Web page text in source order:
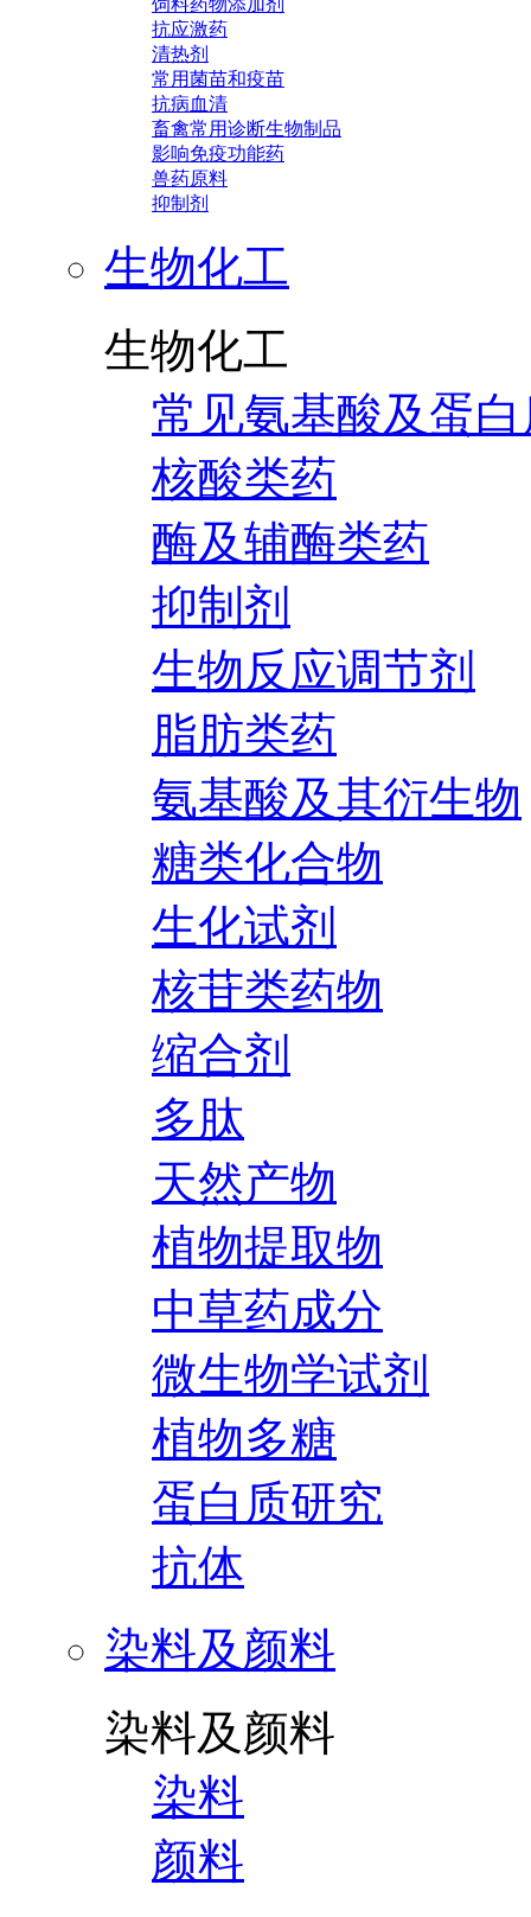
饲料药物添加剂
抗应激药
清热剂
常用菌苗和疫苗
抗病血清
畜禽常用诊断生物制品
影响免疫功能药
兽药原料
抑制剂
生物化工
生物化工
常见氨基酸及蛋
核酸类药
酶及辅酶类药
抑制剂
生物反应调节剂
脂肪类药
氨基酸及其衍生物
糖类化合物
生化试剂
核苷类药物
缩合剂
多肽
天然产物
植物提取物
中草药成分
微生物学试剂
植物多糖
蛋白质研究
抗体
染料及颜料
染料及颜料
染料
颜料